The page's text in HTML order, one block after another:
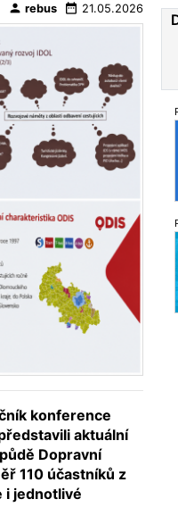
person rebus date_range 21.05.2026
konference
aktuální
Dopravní
110 účastníků z
i jednotlivé